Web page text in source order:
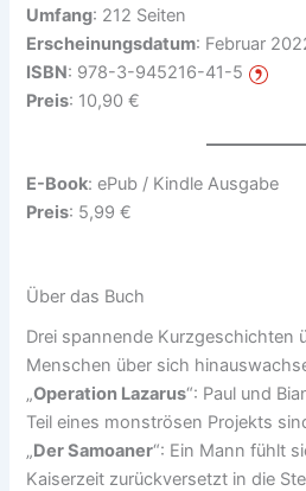
Umfang: 212 Seiten
Erscheinungsdatum: Februar
ISBN: 978-3-945216-41-5
Preis: 10,90 €
E-Book: ePub / Kindle Ausgabe
Preis: 5,99 €
Über das Buch
Drei spannende Kurzgeschichten
Menschen über sich
„Operation Lazarus“: Paul und
Teil eines monströsen Projekts
„Der Samoaner“: Ein Mann fühlt
Kaiserzeit zurückversetzt in die